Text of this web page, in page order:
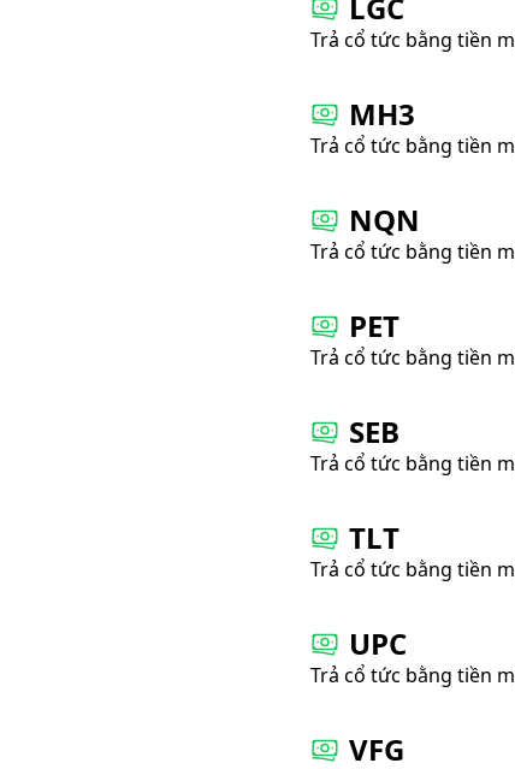
Trả cổ tức bằng tiền
MH3
Trả cổ tức bằng tiền
NQN
Trả cổ tức bằng tiền
PET
Trả cổ tức bằng tiền
SEB
Trả cổ tức bằng tiền
TLT
Trả cổ tức bằng tiền
UPC
Trả cổ tức bằng tiền
VFG